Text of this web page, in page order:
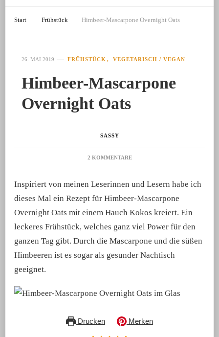
Start Frühstück Himbeer-Mascarpone Overnight Oats
26. MAI 2019 FRÜHSTÜCK VEGETARISCH / VEGAN
Himbeer-Mascarpone
Overnight Oats
SASSY
2 KOMMENTAREZU
OVERNIGHT
OATS
Inspiriert von meinen Leserinnen und Lesern habe ich
dieses Mal ein Rezept für Himbeer-Mascarpone
Overnight Oats mit einem Hauch Kokos kreiert. Ein
leckeres Frühstück, welches ganz viel Power für den
ganzen Tag gibt. Durch die Mascarpone und die süßen
Himbeeren ist es sogar als gesunder Nachtisch
geeignet.
Drucken Merken